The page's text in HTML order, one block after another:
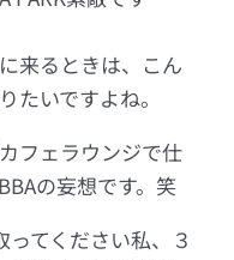
来るときは、こん
たいですよね。
フェラウンジで仕
の妄想です。笑
てください私、３